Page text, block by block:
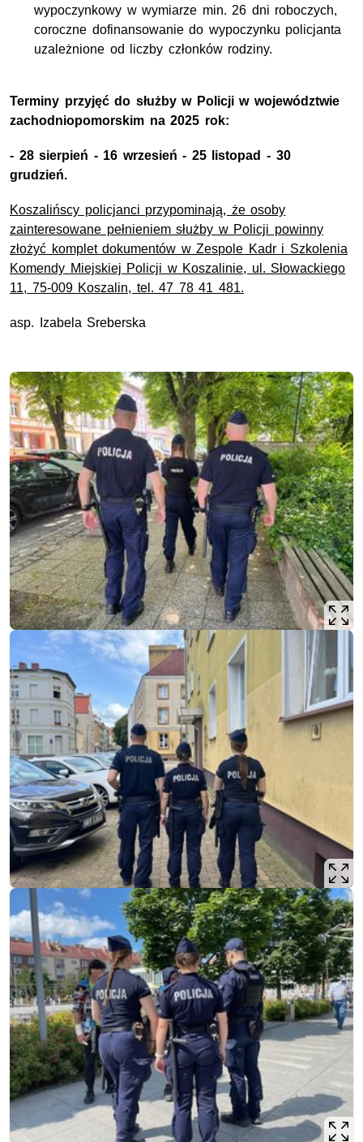
wypoczynkowy w wymiarze min. 26 dni roboczych,
coroczne dofinansowanie do wypoczynku policjanta
uzależnione od liczby członków rodziny.
Terminy przyjęć do służby w Policji w województwie
zachodniopomorskim na 2025 rok:
- 28 sierpień - 16 wrzesień - 25 listopad - 30
grudzień.
Koszalińscy policjanci przypominają, że osoby
zainteresowane pełnieniem służby w Policji powinny
złożyć komplet dokumentów w Zespole Kadr i Szkolenia
Komendy Miejskiej Policji w Koszalinie, ul. Słowackiego
11, 75-009 Koszalin, tel. 47 78 41 481.
asp. Izabela Sreberska